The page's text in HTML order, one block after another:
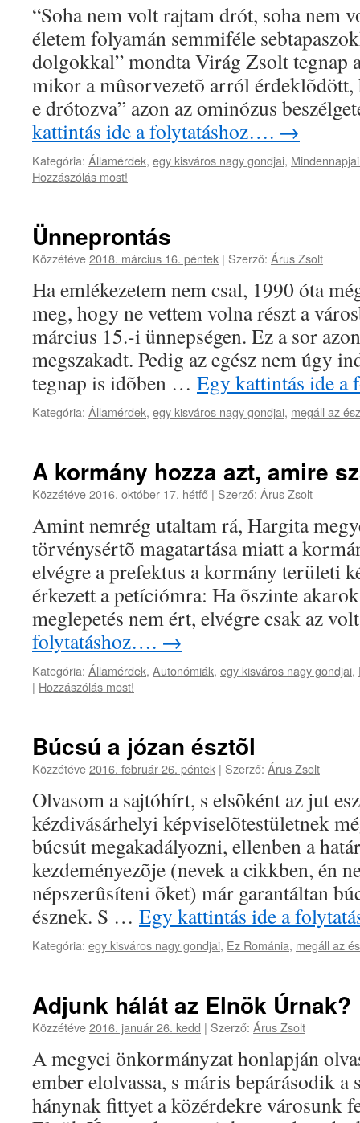
“Soha nem volt rajtam drót, soha nem
életem folyamán semmiféle
dolgokkal” mondta Virág Zsolt tegnap
mikor a mûsorvezetõ arról
e drótozva” azon az ominózus
kattintás ide a folytatáshoz…. →
Kategória: Államérdek, egy kisváros nagy gondjai,
Hozzászólás most!
Ünneprontás
Közzétéve2018. március 16. péntek | Szerző: Árus Zsolt
Ha emlékezetem nem csal, 1990 óta
meg, hogy ne vettem volna részt a
március 15.-i ünnepségen. Ez a sor
megszakadt. Pedig az egész nem úgy
tegnap is idõben … Egy kattintás ide
Kategória: Államérdek, egy kisváros nagy gondjai, megáll az
A kormány hozza azt, amire
Közzétéve2016. október 17. hétfő | Szerző: Árus Zsolt
Amint nemrég utaltam rá, Hargita
törvénysértõ magatartása miatt a
elvégre a prefektus a kormány területi
érkezett a petíciómra: Ha õszinte
meglepetés nem ért, elvégre csak az
folytatáshoz…. →
Kategória: Államérdek, Autonómiák, egy kisváros nagy gondjai,
| Hozzászólás most!
Búcsú a józan észtõl
Közzétéve2016. február 26. péntek | Szerző: Árus Zsolt
Olvasom a sajtóhírt, s elsõként az jut
kézdivásárhelyi képviselõtestületnek
búcsút megakadályozni, ellenben a
kezdeményezõje (nevek a cikkben, én
népszerûsíteni õket) már garantáltan
észnek. S … Egy kattintás ide a
Kategória: egy kisváros nagy gondjai, Ez Románia, megáll az
Adjunk hálát az Elnök Úrnak?
Közzétéve2016. január 26. kedd | Szerző: Árus Zsolt
A megyei önkormányzat honlapján
ember elolvassa, s máris bepárásodik a
hánynak fittyet a közérdekre városunk